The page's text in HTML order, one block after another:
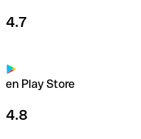
4.7
en Play Store
4.8